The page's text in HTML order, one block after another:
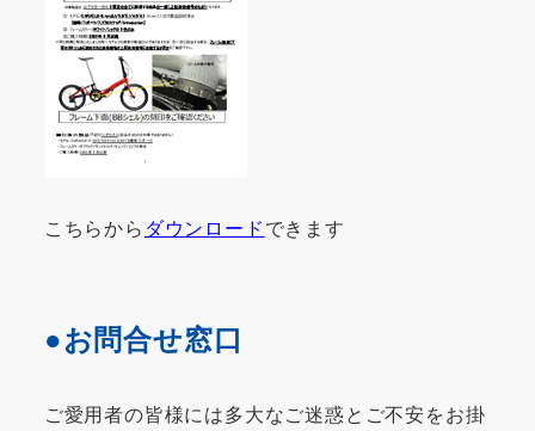
こちらから ダウンロードできます
●お問合せ窓口
ご愛用者の皆様には多大なご迷惑とご不安をお掛